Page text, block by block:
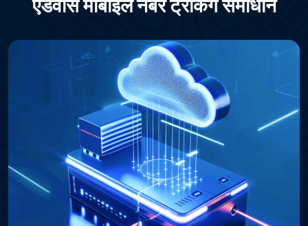
एडवांस मोबाइल नंबर ट्रैकिंग समाधान